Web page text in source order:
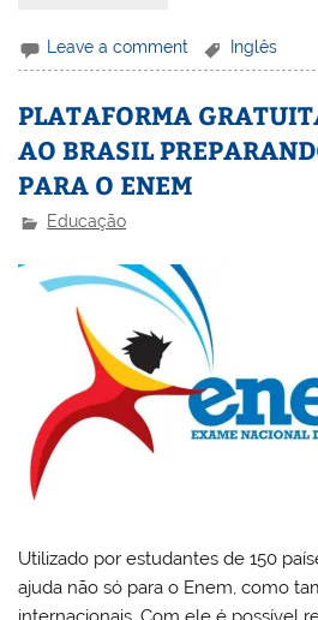
Leave a comment Inglês
PLATAFORMA
AO BRASIL
PARA O ENEM
Educação
Utilizado por estudantes de 150
ajuda não só para o Enem, como